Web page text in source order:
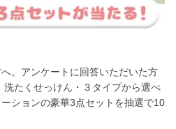
。アンケートに回答いただいた方
たくせっけん・３タイプから選べ
ションの豪華3点セットを抽選で10